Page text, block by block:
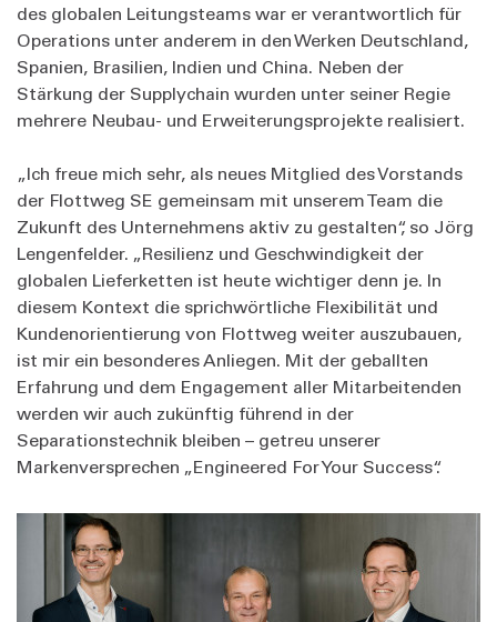
des globalen Leitungsteams war er verantwortlich für
Operations unter anderem in den Werken Deutschland,
Spanien, Brasilien, Indien und China. Neben der
Stärkung der Supplychain wurden unter seiner Regie
mehrere Neubau- und Erweiterungsprojekte realisiert.
„Ich freue mich sehr, als neues Mitglied des Vorstands
der Flottweg SE gemeinsam mit unserem Team die
Zukunft des Unternehmens aktiv zu gestalten“, so Jörg
Lengenfelder. „Resilienz und Geschwindigkeit der
globalen Lieferketten ist heute wichtiger denn je. In
diesem Kontext die sprichwörtliche Flexibilität und
Kundenorientierung von Flottweg weiter auszubauen,
ist mir ein besonderes Anliegen. Mit der geballten
Erfahrung und dem Engagement aller Mitarbeitenden
werden wir auch zukünftig führend in der
Separationstechnik bleiben – getreu unserer
Markenversprechen „Engineered For Your Success“.